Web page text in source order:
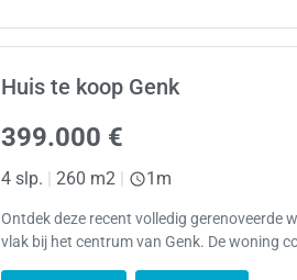
Huis te koop Genk
399.000 €
4 slp. | 260 m2 | 1m
Ontdek deze recent volledig gerenoveerde
vlak bij het centrum van Genk. De woning